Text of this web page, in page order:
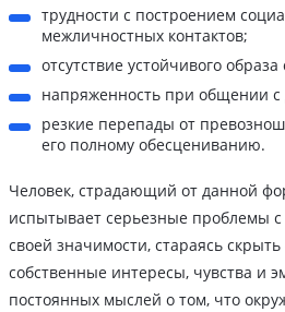
трудности с построением
межличностных контактов;
отсутствие устойчивого
напряженность при общении
резкие перепады от
его полному обесцениванию.
Человек, страдающий от данной
испытывает серьезные проблемы с
своей значимости, стараясь
собственные интересы, чувства и
постоянных мыслей о том, что